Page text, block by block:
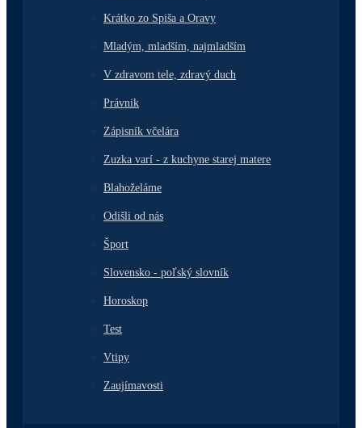
Krátko zo Spiša a Oravy
Mladým, mladším, najmladším
V zdravom tele, zdravý duch
Právnik
Zápisník včelára
Zuzka varí - z kuchyne starej matere
Blahoželáme
Odišli od nás
Šport
Slovensko - poľský slovník
Horoskop
Test
Vtipy
Zaujímavosti